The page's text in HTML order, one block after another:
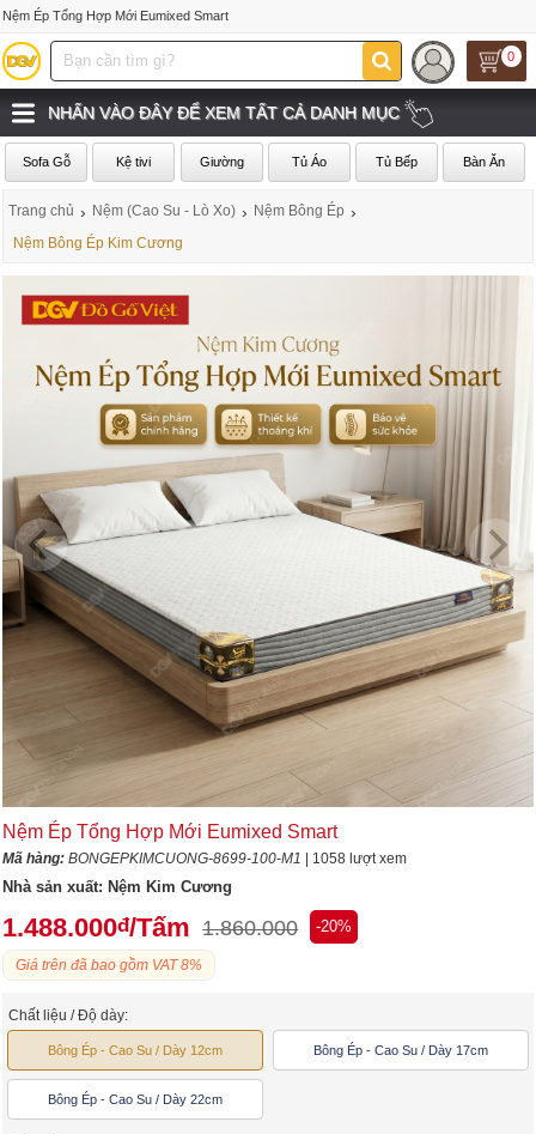
Nệm Ép Tổng Hợp Mới Eumixed Smart
0
NHẤN VÀO ĐÂY ĐỂ XEM TẤT CẢ DANH MỤC
Sofa Gỗ Kệ tivi Giường Tủ Áo Tủ Bếp Bàn Ăn
Trang chủ › Nệm (Cao Su - Lò Xo) › Nệm Bông Ép ›
Nệm Bông Ép Kim Cương
Nệm Ép Tổng Hợp Mới Eumixed Smart
Mã hàng:BONGEPKIMCUONG-8699-100-M1 | 1058 lượt xem
Nhà sản xuất: Nệm Kim Cương
1.488.000đ/Tấm 1.860.000 -20%
Giá trên đã bao gồm VAT 8%
Chất liệu / Độ dày:
Bông Ép - Cao Su / Dày 12cm Bông Ép - Cao Su / Dày 17cm
Bông Ép - Cao Su / Dày 22cm